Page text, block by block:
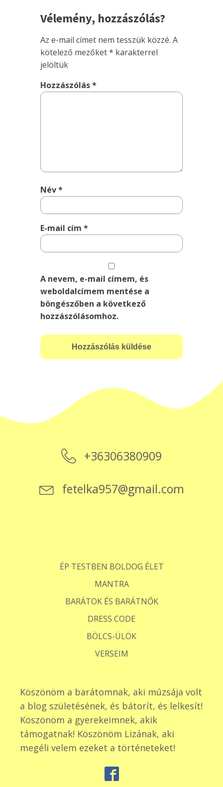
Vélemény, hozzászólás?
Az e-mail címet nem tesszük közzé. A
kötelező mezőket* karakterrel
jelöltük
Hozzászólás*
Név*
E-mail cím*
A nevem, e-mail címem, és
weboldalcímem mentése a
böngészőben a következő
hozzászólásomhoz.
+36306380909
fetelka957@gmail.com
ÉP TESTBEN BOLDOG ÉLET
MANTRA
BARÁTOK ÉS BARÁTNŐK
DRESS CODE
BÖLCS-ÜLÖK
VERSEIM
Köszönöm a barátomnak, aki múzsája volt
a blog születésének, és bátorít, és lelkesít!
Köszönöm a gyerekeimnek, akik
támogatnak! Köszönöm Lizának, aki
megéli velem ezeket a történeteket!